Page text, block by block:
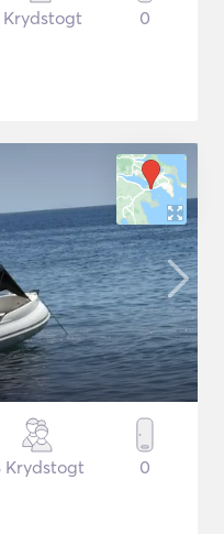
Krydstogt 0
Krydstogt 0